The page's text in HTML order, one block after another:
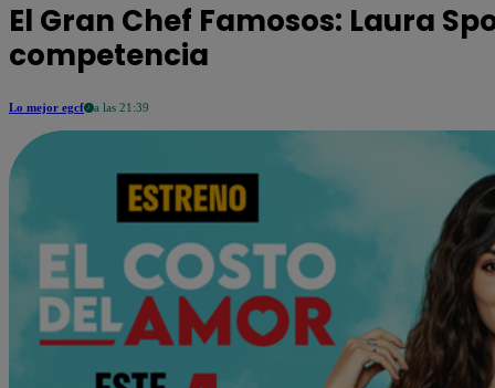
El Gran Chef Famosos: Laura
competencia
Lo mejor egcf a las 21:39